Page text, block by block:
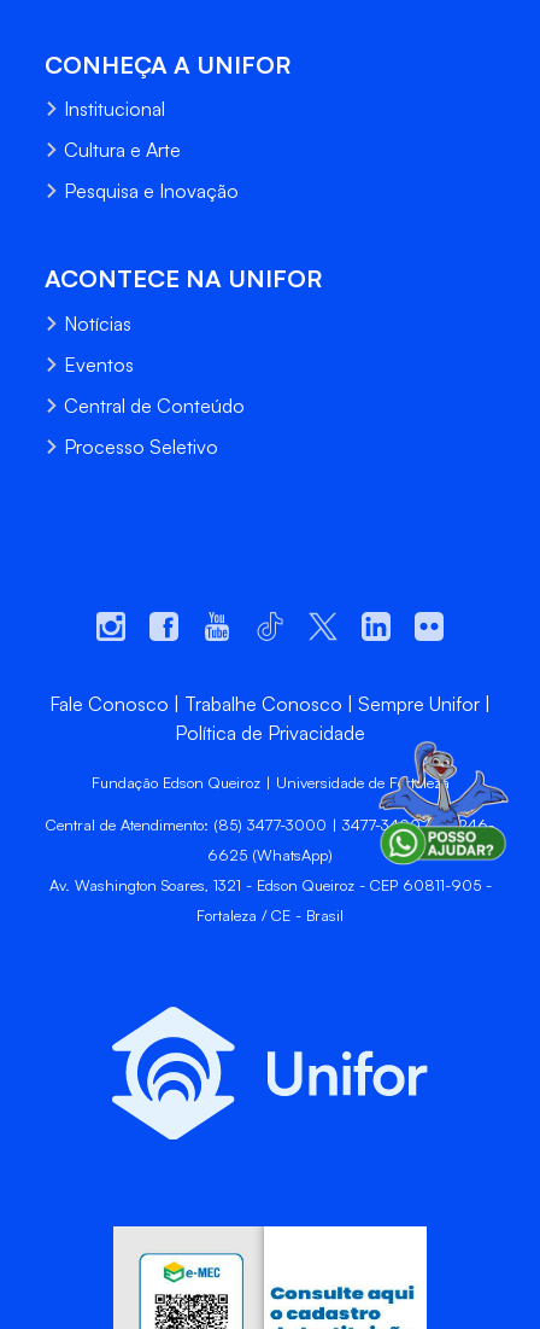
CONHEÇA A UNIFOR
Institucional
Cultura e Arte
Pesquisa e Inovação
ACONTECE NA UNIFOR
Notícias
Eventos
Central de Conteúdo
Processo Seletivo
Fale Conosco Trabalhe Conosco
Sempre Unifor
Política de Privacidade
Fundação Edson Queiroz | Universidade de Fortaleza
Central de Atendimento: (85) 3477-3000 | 3477-3400 | 99246-
6625 (WhatsApp)
Av. Washington Soares, 1321 - Edson Queiroz - CEP 60811-905 -
Fortaleza / CE - Brasil